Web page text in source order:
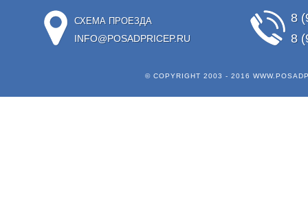
СХЕМА ПРОЕЗДА
INFO@POSADPRICEP.RU
8
8
© COPYRIGHT 2003 - 2016